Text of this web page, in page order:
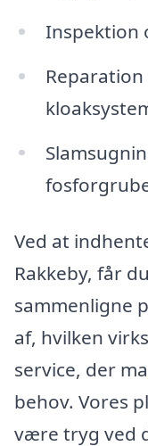
Inspektion
Ved at
Rakkeby, får
sammenligne
af, hvilken
service, der
behov. Vores
være tryg ved